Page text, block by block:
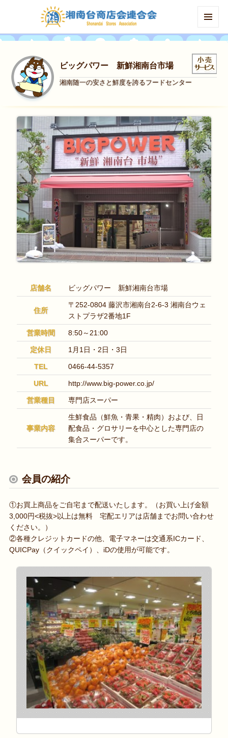
AND
ビッグパワー 新鮮湘南台市場
湘南随一の安さと鮮度を誇るフードセンター
店舗名 ビッグパワー 新鮮湘南台市場
住所
〒252-0804 藤沢市湘南台2-6-3 湘南台ウェ
ストプラザ2番地1F
営業時間 8:50～21:00
定休日 1月1日・2日・3日
TEL 0466-44-5357
URL http://www.big-power.co.jp/
営業種目 専門店スーパー
事業内容
生鮮食品（鮮魚・青果・精肉）および、日
配食品・グロサリーを中心とした専門店の
集合スーパーです。
会員の紹介
①お買上商品をご自宅まで配送いたします。（お買い上げ金額
3,000円<税抜>以上は無料 宅配エリアは店舗までお問い合わせ
ください。）
②各種クレジットカードの他、電子マネーは交通系ICカード、
QUICPay（クイックペイ）、iDの使用が可能です。